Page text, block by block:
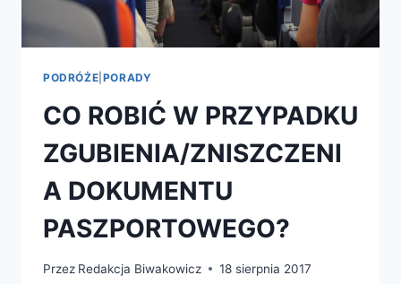
PODRÓŻE PORADY
CO ROBIĆ W PRZYPADKU
ZGUBIENIA/ZNISZCZENI
A DOKUMENTU
PASZPORTOWEGO?
Przez Redakcja Biwakowicz 18 sierpnia 2017